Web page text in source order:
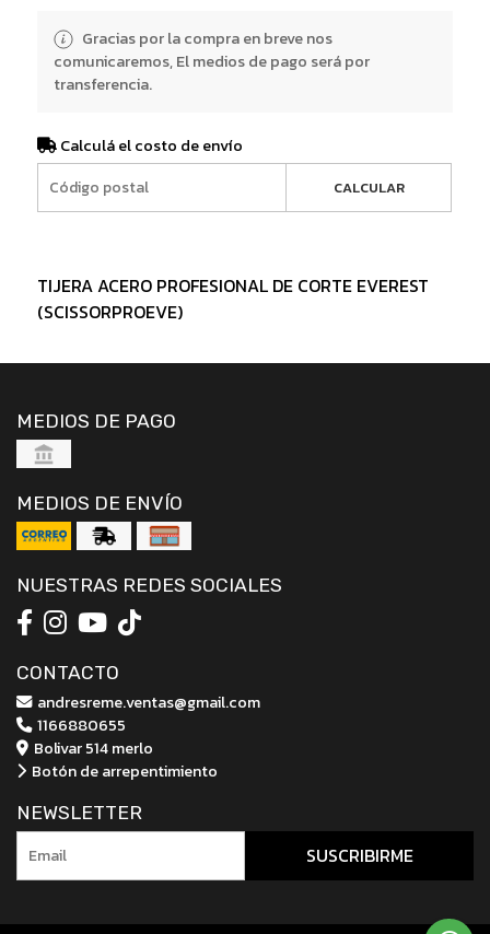
Gracias por la compra en breve nos
comunicaremos, El medios de pago será por
transferencia.
Calculá el costo de envío
CALCULAR
TIJERA ACERO PROFESIONAL DE CORTE EVEREST
(SCISSORPROEVE)
MEDIOS DE PAGO
MEDIOS DE ENVÍO
NUESTRAS REDES SOCIALES
CONTACTO
andresreme.ventas@gmail.com
1166880655
Bolivar 514 merlo
Botón de arrepentimiento
NEWSLETTER
SUSCRIBIRME